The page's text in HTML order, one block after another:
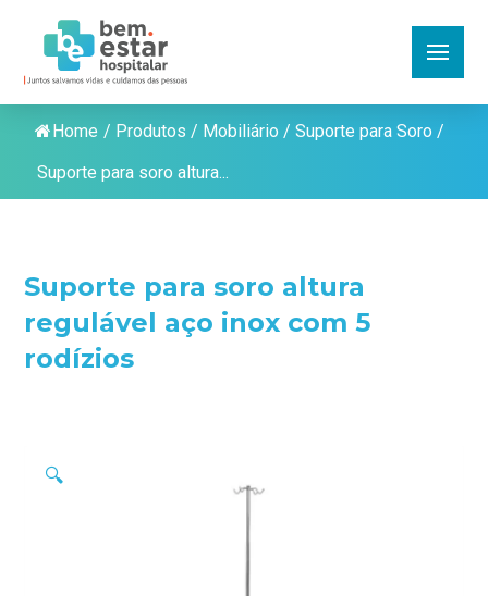
Home / Produtos / Mobiliário / Suporte para Soro /
Suporte para soro altura...
Suporte para soro altura
regulável aço inox com 5
rodízios
🔍